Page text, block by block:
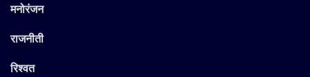
मनोरंजन
राजनीती
रिश्वत